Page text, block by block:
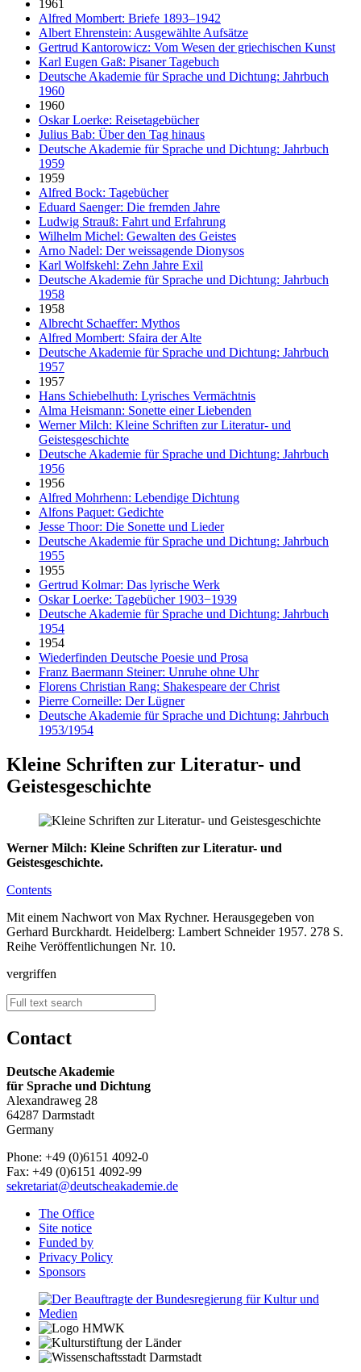
1961
Alfred Mombert: Briefe 1893–1942
Albert Ehrenstein: Ausgewählte Aufsätze
Gertrud Kantorowicz: Vom Wesen der griechischen Kunst
Karl Eugen Gaß: Pisaner Tagebuch
Deutsche Akademie für Sprache und Dichtung: Jahrbuch
1960
1960
Oskar Loerke: Reisetagebücher
Julius Bab: Über den Tag hinaus
Deutsche Akademie für Sprache und Dichtung: Jahrbuch
1959
1959
Alfred Bock: Tagebücher
Eduard Saenger: Die fremden Jahre
Ludwig Strauß: Fahrt und Erfahrung
Wilhelm Michel: Gewalten des Geistes
Arno Nadel: Der weissagende Dionysos
Karl Wolfskehl: Zehn Jahre Exil
Deutsche Akademie für Sprache und Dichtung: Jahrbuch
1958
1958
Albrecht Schaeffer: Mythos
Alfred Mombert: Sfaira der Alte
Deutsche Akademie für Sprache und Dichtung: Jahrbuch
1957
1957
Hans Schiebelhuth: Lyrisches Vermächtnis
Alma Heismann: Sonette einer Liebenden
Werner Milch: Kleine Schriften zur Literatur- und
Geistesgeschichte
Deutsche Akademie für Sprache und Dichtung: Jahrbuch
1956
1956
Alfred Mohrhenn: Lebendige Dichtung
Alfons Paquet: Gedichte
Jesse Thoor: Die Sonette und Lieder
Deutsche Akademie für Sprache und Dichtung: Jahrbuch
1955
1955
Gertrud Kolmar: Das lyrische Werk
Oskar Loerke: Tagebücher 1903−1939
Deutsche Akademie für Sprache und Dichtung: Jahrbuch
1954
1954
Wiederfinden Deutsche Poesie und Prosa
Franz Baermann Steiner: Unruhe ohne Uhr
Florens Christian Rang: Shakespeare der Christ
Pierre Corneille: Der Lügner
Deutsche Akademie für Sprache und Dichtung: Jahrbuch
1953/1954
Kleine Schriften zur Literatur- und
Geistesgeschichte
Werner Milch: Kleine Schriften zur Literatur- und
Geistesgeschichte.
Contents
Mit einem Nachwort von Max Rychner. Herausgegeben von
Gerhard Burckhardt. Heidelberg: Lambert Schneider 1957. 278 S.
Reihe Veröffentlichungen Nr. 10.
vergriffen
Contact
Deutsche Akademie
für Sprache und Dichtung
Alexandraweg 28
64287 Darmstadt
Germany
Phone: +49 (0)6151 4092-0
Fax: +49 (0)6151 4092-99
sekretariat@deutscheakademie.de
The Office
Site notice
Funded by
Privacy Policy
Sponsors